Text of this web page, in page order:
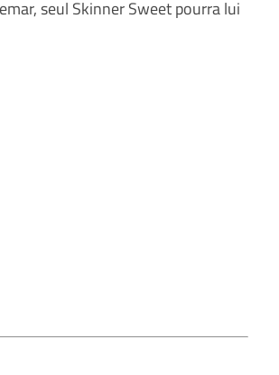
seul Skinner Sweet pourra lui